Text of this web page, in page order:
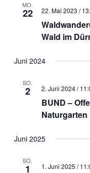
MO.
22
Wald im
22. Mai 2023 /
Juni 2024
SO.
2
BUND –
Naturgarten
2. Juni 2024 /
Juni 2025
SO.
1 1. Juni 2025 /